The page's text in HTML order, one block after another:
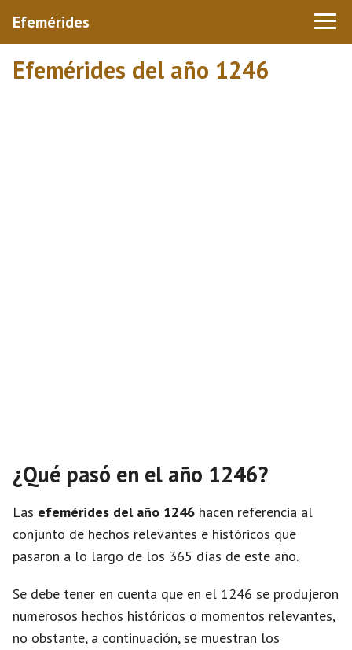
Efemérides
Efemérides del año 1246
¿Qué pasó en el año 1246?
Las efemérides del año 1246 hacen referencia al
conjunto de hechos relevantes e históricos que
pasaron a lo largo de los 365 días de este año.
Se debe tener en cuenta que en el 1246 se produjeron
numerosos hechos históricos o momentos relevantes,
no obstante, a continuación, se muestran los